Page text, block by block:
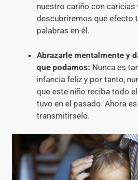
nuestro cariño con caricias
descubriremos qué efecto
palabras en él.
Abrazarle mentalmente y
que podamos: Nunca es
infancia feliz y por tanto,
que este niño reciba todo
tuvo en el pasado. Ahora
transmitirselo.